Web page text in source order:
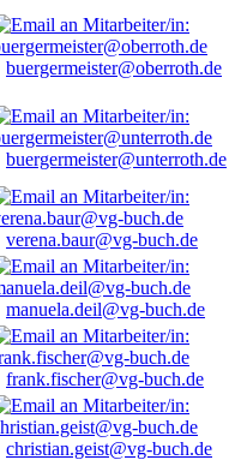
buergermeister@oberroth.de
buergermeister@unterroth.de
verena.baur@vg-buch.de
manuela.deil@vg-buch.de
frank.fischer@vg-buch.de
christian.geist@vg-buch.de